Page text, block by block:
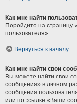
Как мне найти
Перейдите на страницу
пользователя».
Вернуться к началу
Как мне найти свои
Вы можете найти свои
сообщения» в личном
сообщения
или по ссылке «Ваши